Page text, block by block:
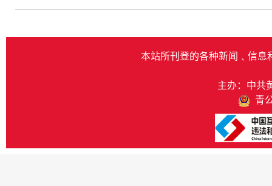
本站所刊登的各种新闻﹑信息
主办：中共
青